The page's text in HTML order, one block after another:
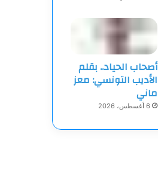
أصحاب الحياد.. بقلم
الأديب التونسي: معز
ماني
6 أغسطس، 2026